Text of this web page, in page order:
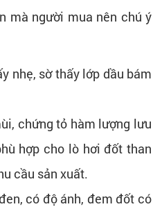
mà người mua nên chú ý
nhẹ, sờ thấy lớp dầu bám
chứng tỏ hàm lượng lưu
hợp cho lò hơi đốt than
cầu sản xuất.
có độ ánh, đem đốt có